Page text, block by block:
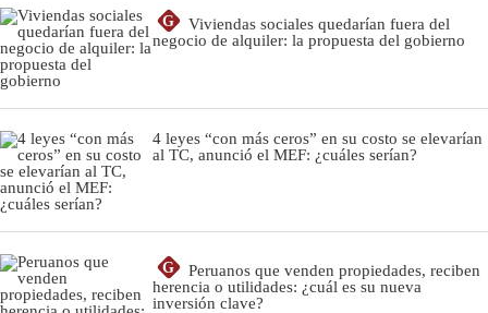
G
Viviendas sociales quedarían fuera del
negocio de alquiler: la propuesta del gobierno
4 leyes “con más ceros” en su costo se elevarían
al TC, anunció el MEF: ¿cuáles serían?
G
Peruanos que venden propiedades, reciben
herencia o utilidades: ¿cuál es su nueva
inversión clave?